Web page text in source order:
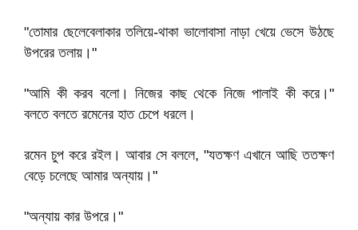
"তোমার ছেলেবেলাকার তলিয়ে-থাকা ভালোবাসা নাড়া খেয়ে ভেসে উঠছে
উপরের তলায়।"
"আমি কী করব বলো। নিজের কাছ থেকে নিজে পালাই কী করে।"
বলতে বলতে রমেনের হাত চেপে ধরলে।
রমেন চুপ করে রইল। আবার সে বললে, "যতক্ষণ এখানে আছি ততক্ষণ
বেড়ে চলেছে আমার অন্যায়।"
"অন্যায় কার উপরে।"